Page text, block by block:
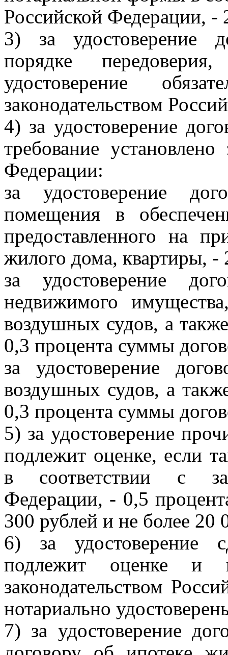
Российской Федерации, -
3) за удостоверение
порядке
удостоверение
законодательством
4) за удостоверение
требование установлено
Федерации:
за удостоверение
помещения в
предоставленного на
жилого дома, квартиры, -
за удостоверение
недвижимого
воздушных судов, а
0,3 процента суммы
за удостоверение
воздушных судов, а
0,3 процента суммы
5) за удостоверение
подлежит оценке, если
в соответствии с
Федерации, - 0,5
300 рублей и не более 20
6) за удостоверение
подлежит оценке и
законодательством
нотариально
7) за удостоверение